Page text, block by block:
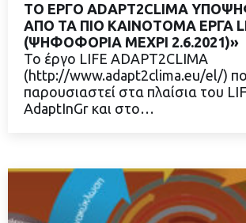
ΔΙΑΒΑΣΤΕ
ΤΟ ΕΡΓΟ ADAPT2CLIMA
ΑΠΟ ΤΑ ΠΙΟ ΚΑΙΝΟΤΟΜΑ ΕΡΓΑ
(ΨΗΦΟΦΟΡΙΑ ΜΕΧΡΙ 2.6.2021)»
Το έργο LIFE ADAPT2CLIMA
(http://www.adapt2clima.eu/el/)
παρουσιαστεί στα πλαίσια του
AdaptInGr και στο…